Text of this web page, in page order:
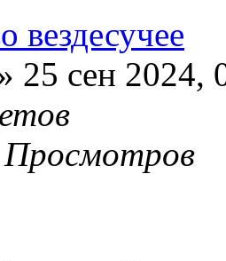
вездесучее
25 сен 2024,
Просмотров